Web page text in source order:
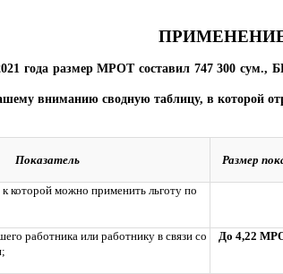
года размер МРОТ составил 747 300 сум.,
вниманию сводную таблицу, в которой
Показатель Размер
к которой можно применить льготу по
работника или работнику в связи со
До 4,22